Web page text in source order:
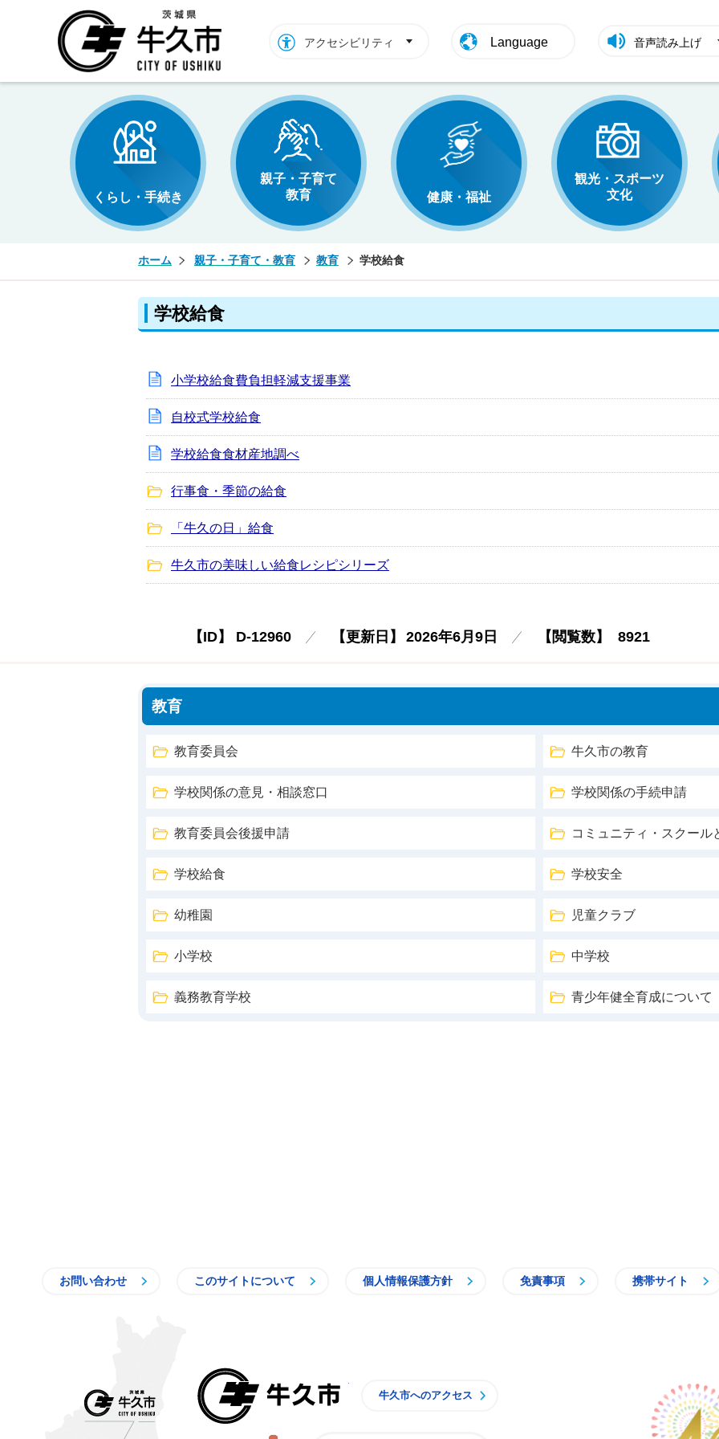
アクセシビリティ Language 音声読み上げ
くらし・手続き
親子・子育て
教育
健康・福祉
観光・スポーツ
文化
ホーム 親子・子育て・教育 教育 学校給食
学校給食
小学校給食費負担軽減支援事業
自校式学校給食
学校給食食材産地調べ
行事食・季節の給食
「牛久の日」給食
牛久市の美味しい給食レシピシリーズ
【ID】 D-12960 【更新日】 2026年6月9日 【閲覧数】 8921
教育
教育委員会 牛久市の教育
学校関係の意見・相談窓口 学校関係の手続申請
教育委員会後援申請 コミュニティ・スクール
学校給食 学校安全
幼稚園 児童クラブ
小学校 中学校
義務教育学校 青少年健全育成について
お問い合わせ このサイトについて 個人情報保護方針 免責事項 携帯サイト
牛久市へのアクセス